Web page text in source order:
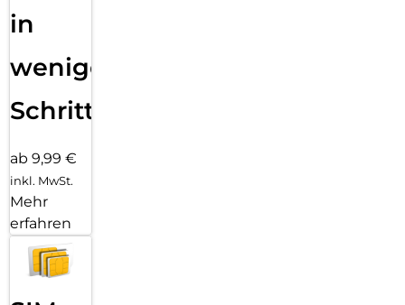
in
wenigen
Schritten
ab 9,99 €
inkl. MwSt.
Mehr
erfahren